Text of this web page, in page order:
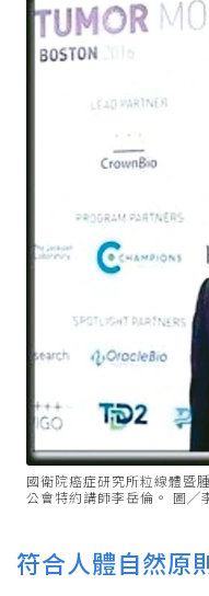
國衛院癌症研究所粒線體暨
公會特約講師李岳倫。 圖╱
符合人體自然原